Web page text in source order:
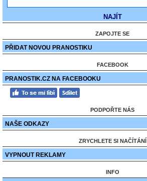
ZAPOJTE SE
PŘIDAT NOVOU PRANOSTIKU
FACEBOOK
PRANOSTIK.CZ NA FACEBOOKU
PODPOŘTE NÁS
NAŠE ODKAZY
ZRYCHLETE SI NAČÍTÁNÍ
VYPNOUT REKLAMY
INFO